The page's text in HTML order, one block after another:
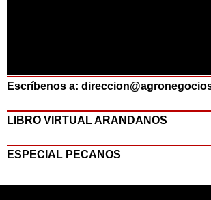
Escríbenos a:
LIBRO VIRTUAL ARANDANOS
ESPECIAL PECANOS